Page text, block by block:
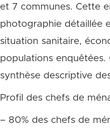
et 7 communes. Cette
photographie détaillée
situation sanitaire,
populations
synthèse descriptive
Profil des chefs de
– 80% des chefs de